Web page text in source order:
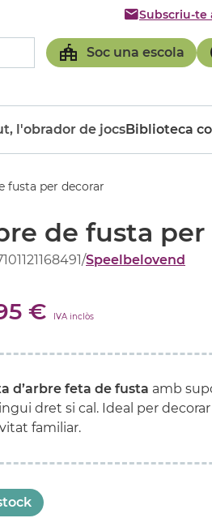
Soc una escola
Subscriu-te
l'obrador de jocsBiblioteca
fusta per decorar
de fusta per
/Speelbelovend
€ IVA inclòs
d’arbre feta de fusta amb
dret si cal . Ideal per
familiar.